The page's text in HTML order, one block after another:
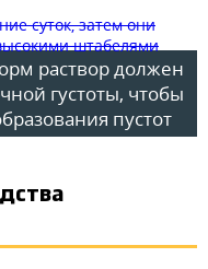
раствор должен
густоты, чтобы
пустот